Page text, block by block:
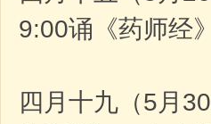
9:00诵《药师经
四月十九（5月